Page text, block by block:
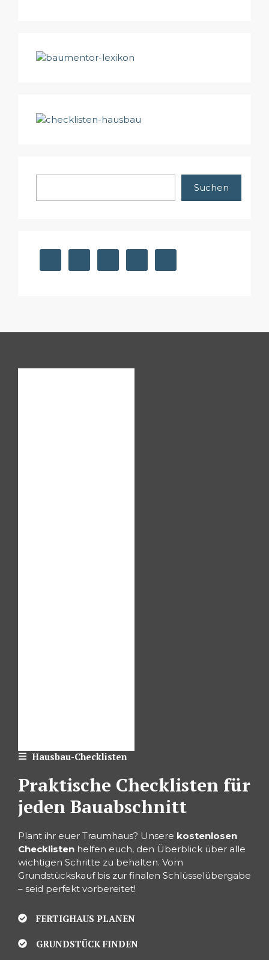
Suchen
Hausbau-Checklisten
Praktische Checklisten für
jeden Bauabschnitt
Plant ihr euer Traumhaus? Unsere kostenlosen
Checklisten helfen euch, den Überblick über alle
wichtigen Schritte zu behalten. Vom
Grundstückskauf bis zur finalen Schlüsselübergabe
– seid perfekt vorbereitet!
FERTIGHAUS PLANEN
GRUNDSTÜCK FINDEN